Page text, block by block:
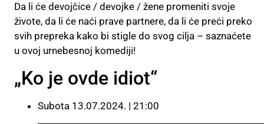
Da li će devojčice / devojke / žene promeniti svoje
živote, da li će naći prave partnere, da li će preći preko
svih prepreka kako bi stigle do svog cilja – saznaćete
u ovoj urnebesnoj komediji!
„Ko je ovde idiot“
Subota 13.07.2024. | 21:00